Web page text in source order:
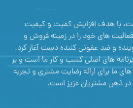
با هدف افزایش کمیت و کیفیت
های خود را در زمینه فروش و
و ضد عفونی کننده دست آغاز کرد.
های اصلی کسب و کار ما است و بر
ما برای ارائه رضایت مشتری و تجربه
ذهن مشتریان عزیز است.